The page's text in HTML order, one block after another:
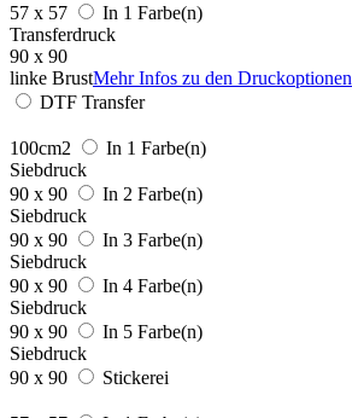
57 x 57
In 1 Farbe(n)
Transferdruck
90 x 90
linke BrustMehr Infos zu den Druckoptionen
DTF Transfer
100cm2
In 1 Farbe(n)
Siebdruck
90 x 90
In 2 Farbe(n)
Siebdruck
90 x 90
In 3 Farbe(n)
Siebdruck
90 x 90
In 4 Farbe(n)
Siebdruck
90 x 90
In 5 Farbe(n)
Siebdruck
90 x 90
Stickerei